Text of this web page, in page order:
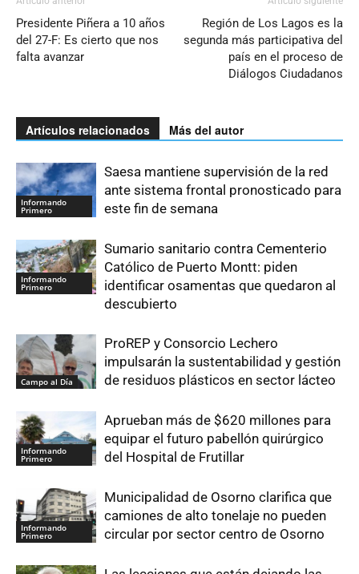
Presidente Piñera a 10 años
del 27-F: Es cierto que nos
falta avanzar
Región de Los Lagos es la
segunda más participativa del
país en el proceso de
Diálogos Ciudadanos
Artículos relacionados Más del autor
Informando
Primero
Saesa mantiene supervisión de la red
ante sistema frontal pronosticado para
este fin de semana
Informando
Primero
Sumario sanitario contra Cementerio
Católico de Puerto Montt: piden
identificar osamentas que quedaron al
descubierto
Campo al Día
ProREP y Consorcio Lechero
impulsarán la sustentabilidad y gestión
de residuos plásticos en sector lácteo
Informando
Primero
Aprueban más de $620 millones para
equipar el futuro pabellón quirúrgico
del Hospital de Frutillar
Informando
Primero
Municipalidad de Osorno clarifica que
camiones de alto tonelaje no pueden
circular por sector centro de Osorno